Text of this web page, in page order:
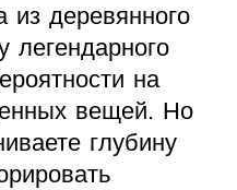
из деревянного
легендарного
на
вещей. Но
глубину